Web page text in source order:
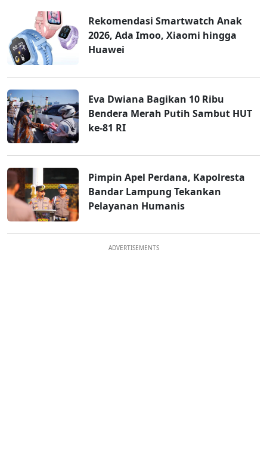
Rekomendasi Smartwatch Anak
2026, Ada Imoo, Xiaomi hingga
Huawei
Eva Dwiana Bagikan 10 Ribu
Bendera Merah Putih Sambut HUT
ke-81 RI
Pimpin Apel Perdana, Kapolresta
Bandar Lampung Tekankan
Pelayanan Humanis
ADVERTISEMENTS